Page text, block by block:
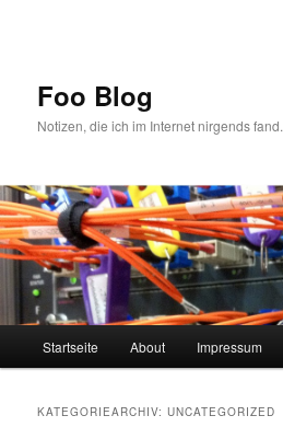
Foo Blog
Notizen, die ich im Internet nirgends fand.
Startseite About Impressum
KATEGORIEARCHIV:UNCATEGORIZED